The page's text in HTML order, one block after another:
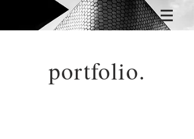
portfolio.